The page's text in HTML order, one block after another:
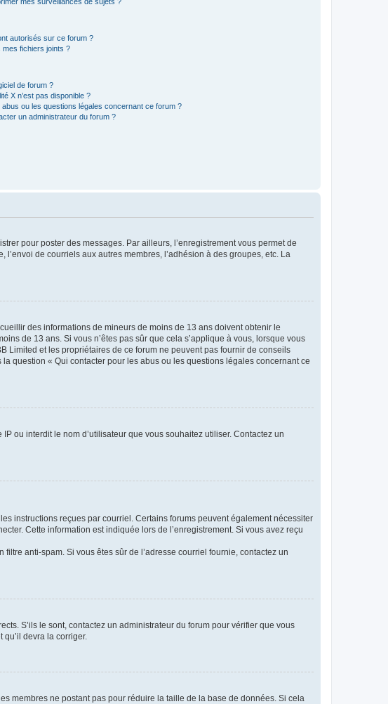
autorisés sur ce forum ?
fichiers joints ?
de forum ?
X n’est pas disponible ?
ou les questions légales concernant ce forum ?
un administrateur du forum ?
pour poster des messages. Par ailleurs, l’enregistrement vous permet de
de courriels aux autres membres, l’adhésion à des groupes, etc. La
des informations de mineurs de moins de 13 ans doivent obtenir le
de 13 ans. Si vous n’êtes pas sûr que cela s’applique à vous, lorsque vous
Limited et les propriétaires de ce forum ne peuvent pas fournir de conseils
question « Qui contacter pour les abus ou les questions légales concernant ce
ou interdit le nom d’utilisateur que vous souhaitez utiliser. Contactez un
instructions reçues par courriel. Certains forums peuvent également nécessiter
Cette information est indiquée lors de l’enregistrement. Si vous avez reçu
anti-spam. Si vous êtes sûr de l’adresse courriel fournie, contactez un
S’ils le sont, contactez un administrateur du forum pour vérifier que vous
devra la corriger.
membres ne postant pas pour réduire la taille de la base de données. Si cela